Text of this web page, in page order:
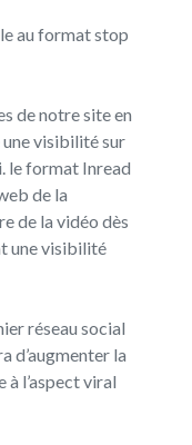
au format stop
de notre site en
visibilité sur
le format Inread
de la
de la vidéo dès
une visibilité
réseau social
d’augmenter la
à l’aspect viral